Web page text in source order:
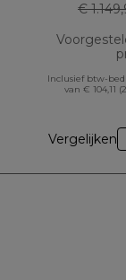
€
Inclusief btw-
van € 104,11
Vergelijken